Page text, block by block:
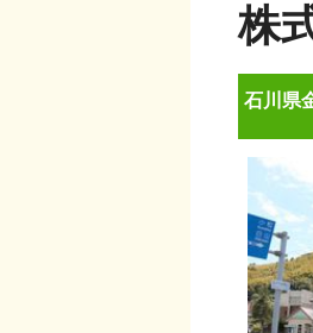
株
石川県